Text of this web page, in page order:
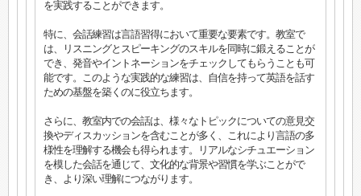
を実践することができます。
特に、会話練習は言語習得において重要な要素です。教室で
は、リスニングとスピーキングのスキルを同時に鍛えることが
でき、発音やイントネーションをチェックしてもらうことも可
能です。このような実践的な練習は、自信を持って英語を話す
ための基盤を築くのに役立ちます。
さらに、教室内での会話は、様々なトピックについての意見交
換やディスカッションを含むことが多く、これにより言語の多
様性を理解する機会も得られます。リアルなシチュエーション
を模した会話を通じて、文化的な背景や習慣を学ぶことがで
き、より深い理解につながります。